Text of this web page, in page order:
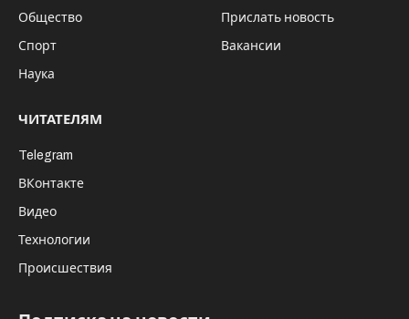
Общество
Спорт
Наука
Прислать новость
Вакансии
ЧИТАТЕЛЯМ
Telegram
ВКонтакте
Видео
Технологии
Происшествия